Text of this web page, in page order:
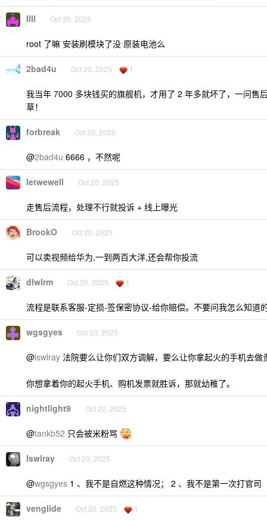
IlIl Oct 20, 2025
root 了嘛 安装刷模块了没 原装电池么
2bad4u Oct 20, 2025 1
我当年 7000 多块钱买的旗舰机，才用了 2 年多就坏了，一问售
草！
forbreak Oct 20, 2025
@2bad4u 6666 ，不然呢
letwewell Oct 20, 2025
走售后流程，处理不行就投诉 + 线上曝光
BrookO Oct 20, 2025
可以卖视频给华为,一到两百大洋,还会帮你投流
dlwlrm Oct 20, 2025 1
流程是联系客服-定损-签保密协议-给你赔偿。不要问我怎么知道
wgsgyes Oct 20, 2025
@lswlray 法院要么让你们双方调解，要么让你拿起火的手机去做
你想拿着你的起火手机、购机发票就胜诉，那就幼稚了。
nightlight9 Oct 20, 2025
@tankb52 只会被米粉骂
lswlray Oct 20, 2025
@wgsgyes 1 、我不是自燃这种情况； 2 、我不是第一次打官司
venglide Oct 20, 2025 1